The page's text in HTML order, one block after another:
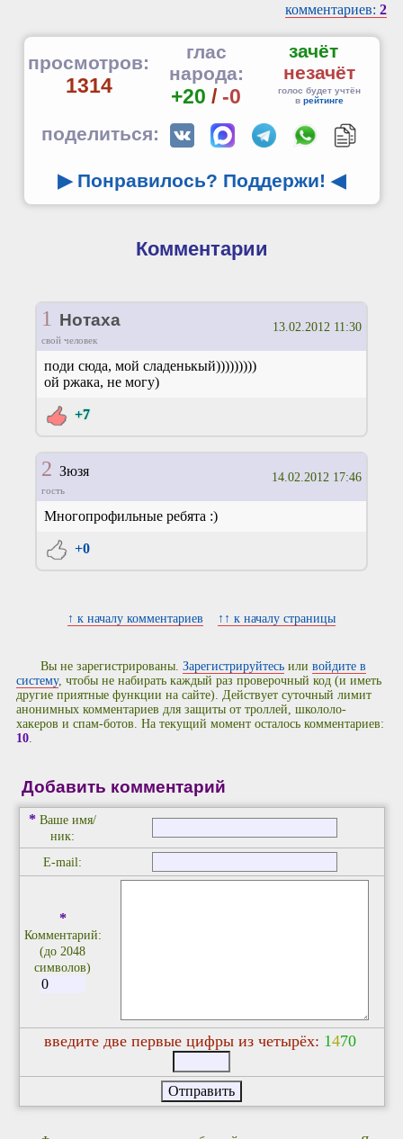
комментариев: 2
просмотров:
1314
глас
народа:
+20 / -0
зачёт
незачёт
голос будет учтён
в рейтинге
поделиться:
▶ Понравилось? Поддержи! ◀
Комментарии
1 Нотаха
свой человек
13.02.2012 11:30
поди сюда, мой сладенькый)))))))))
ой ржака, не могу)
+7
2 Зюзя
гость
14.02.2012 17:46
Многопрофильные ребята :)
+0
↑ к началу комментариев ↑↑ к началу страницы
Вы не зарегистрированы.Зарегистрируйтесь иливойдите в
систему, чтобы не набирать каждый раз проверочный код (и иметь
другие приятные функции на сайте). Действует суточный лимит
анонимных комментариев для защиты от троллей, школоло-
хакеров и спам-ботов. На текущий момент осталось комментариев:
10.
Добавить комментарий
* Ваше имя/
ник:
E-mail:
*
Комментарий:
(до 2048
символов)
введите две первые цифры из четырёх: 1470